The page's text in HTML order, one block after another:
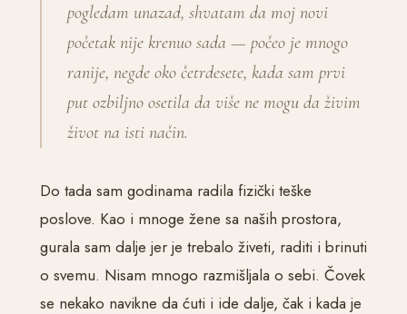
pogledam unazad, shvatam da moj novi
početak nije krenuo sada — počeo je mnogo
ranije, negde oko četrdesete, kada sam prvi
put ozbiljno osetila da više ne mogu da živim
život na isti način.
Do tada sam godinama radila fizički teške
poslove. Kao i mnoge žene sa naših prostora,
gurala sam dalje jer je trebalo živeti, raditi i brinuti
o svemu. Nisam mnogo razmišljala o sebi. Čovek
se nekako navikne da ćuti i ide dalje, čak i kada je